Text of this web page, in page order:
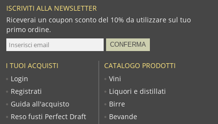
ISCRIVITI ALLA NEWSLETTER
Riceverai un coupon sconto del 10% da utilizzare sul tuo
primo ordine.
CATALOGO PRODOTTI
Vini
Liquori e distillati
Birre
Bevande
I TUOI ACQUISTI
Login
Registrati
Guida all'acquisto
Reso fusti Perfect Draft